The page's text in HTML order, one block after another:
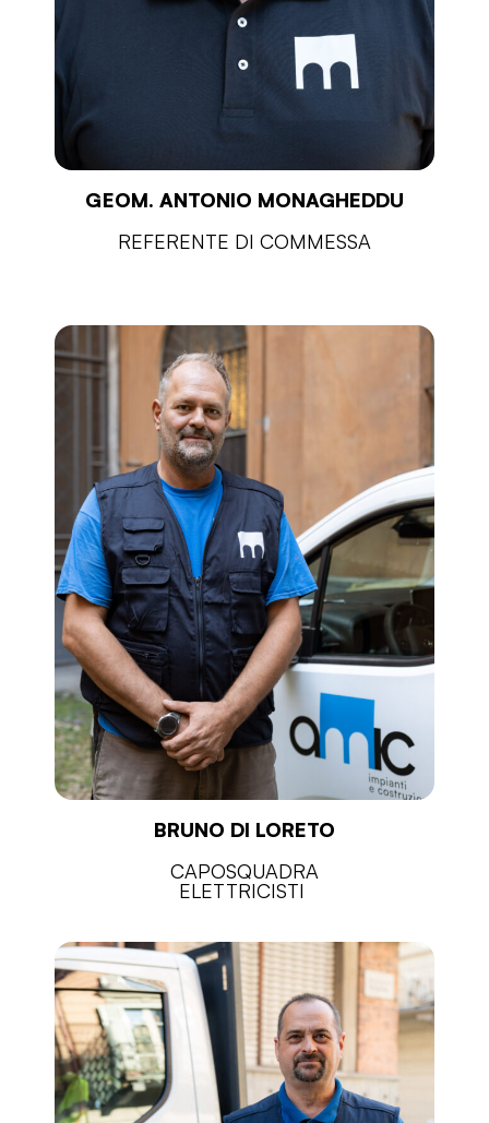
GEOM. ANTONIO MONAGHEDDU
REFERENTE DI COMMESSA
BRUNO DI LORETO
CAPOSQUADRA
ELETTRICISTI